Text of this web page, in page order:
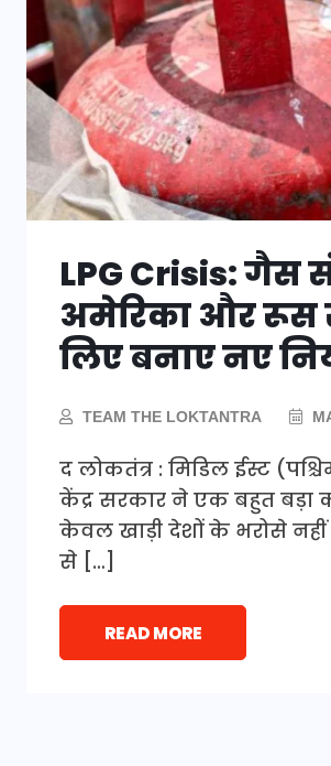
LPG Crisis: गैस
अमेरिका और रूस
लिए बनाए नए
TEAM THE LOKTANTRA
द लोकतंत्र : मिडिल ईस्ट
केंद्र सरकार ने एक बहुत बड़ा
केवल खाड़ी देशों के भरोसे
से […]
READ MORE